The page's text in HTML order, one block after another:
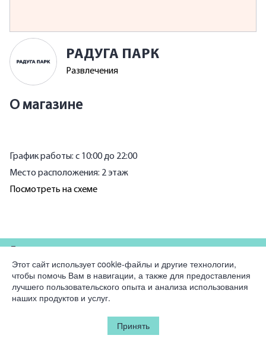
РАДУГА ПАРК
Развлечения
О магазине
График работы: с 10:00 до 22:00
Место расположения: 2 этаж
Посмотреть на схеме
Компания
Юридическая информация
Этот сайт использует cookie-файлы и другие технологии,
чтобы помочь Вам в навигации, а также для предоставления
лучшего пользовательского опыта и анализа использования
наших продуктов и услуг.
Принять